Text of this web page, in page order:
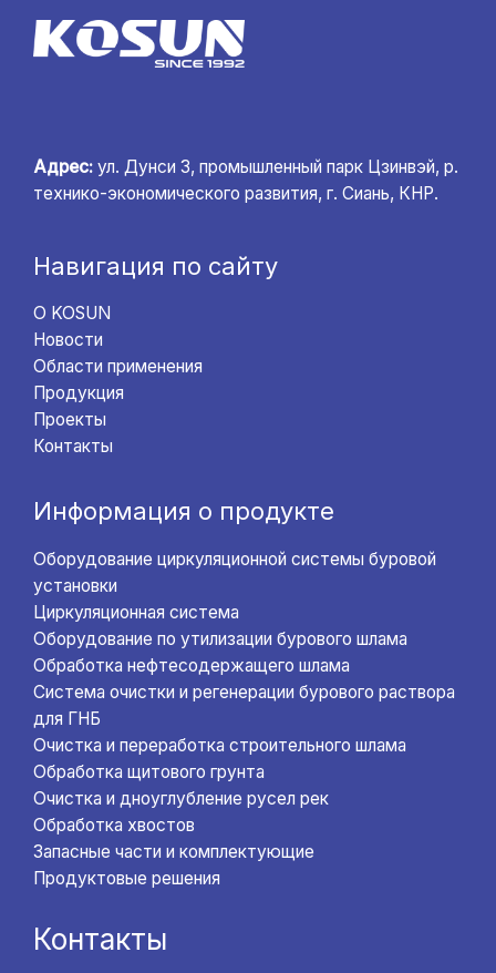
Адрес: ул. Дунси 3, промышленный парк Цзинвэй, р.
технико-экономического развития, г. Сиань, КНР.
Навигация по сайту
О KOSUN
Новости
Области применения
Продукция
Проекты
Контакты
Информация о продукте
Оборудование циркуляционной системы буровой
установки
Циркуляционная система
Оборудование по утилизации бурового шлама
Обработка нефтесодержащего шлама
Система очистки и регенерации бурового раствора
для ГНБ
Очистка и переработка строительного шлама
Обработка щитового грунта
Очистка и дноуглубление русел рек
Обработка хвостов
Запасные части и комплектующие
Продуктовые решения
Контакты